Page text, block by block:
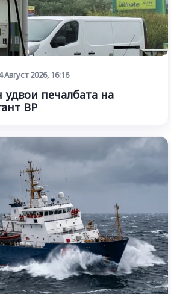
Август 2026, 16:16
печалбата на
BP